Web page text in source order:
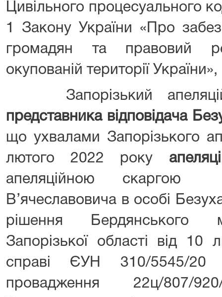
Цивільного процесуального
1 Закону України «Про
громадян та правовий
окупованій території України»,
Запорізький
представника відповідача
що ухвалами Запорізького
лютого 2022 року
апеляційною
В’ячеславовича в особі
рішення Бердянського
Запорізької області від
справі ЄУН 310/5545/
провадження 22ц/807/